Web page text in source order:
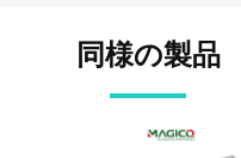
同様の製品